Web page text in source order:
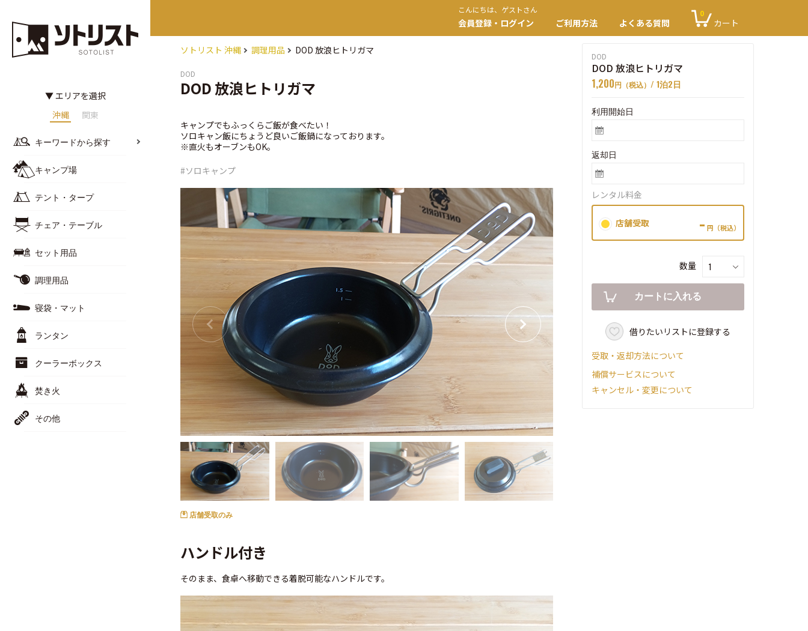
こんにちは、ゲストさん
会員登録・ログイン ご利用方法 よくある質問
0
カート
ソトリスト 沖縄 調理用品 DOD 放浪ヒトリガマ
DOD
DOD 放浪ヒトリガマ
キャンプでもふっくらご飯が食べたい！
ソロキャン飯にちょうど良いご飯鍋になっております。
※直火もオーブンもOK。
#ソロキャンプ
店舗受取のみ
ハンドル付き
そのまま、食卓へ移動できる着脱可能なハンドルです。
DOD
DOD 放浪ヒトリガマ
1,200円（税込） / 1泊2日
利用開始日
返却日
レンタル料金
店舗受取 - 円（税込）
数量
借りたいリストに登録する
受取・返却方法について
補償サービスについて
キャンセル・変更について
▼ エリアを選択
沖縄
関東
キーワードから探す
キャンプ場
テント・タープ
チェア・テーブル
セット用品
調理用品
寝袋・マット
ランタン
クーラーボックス
焚き火
その他